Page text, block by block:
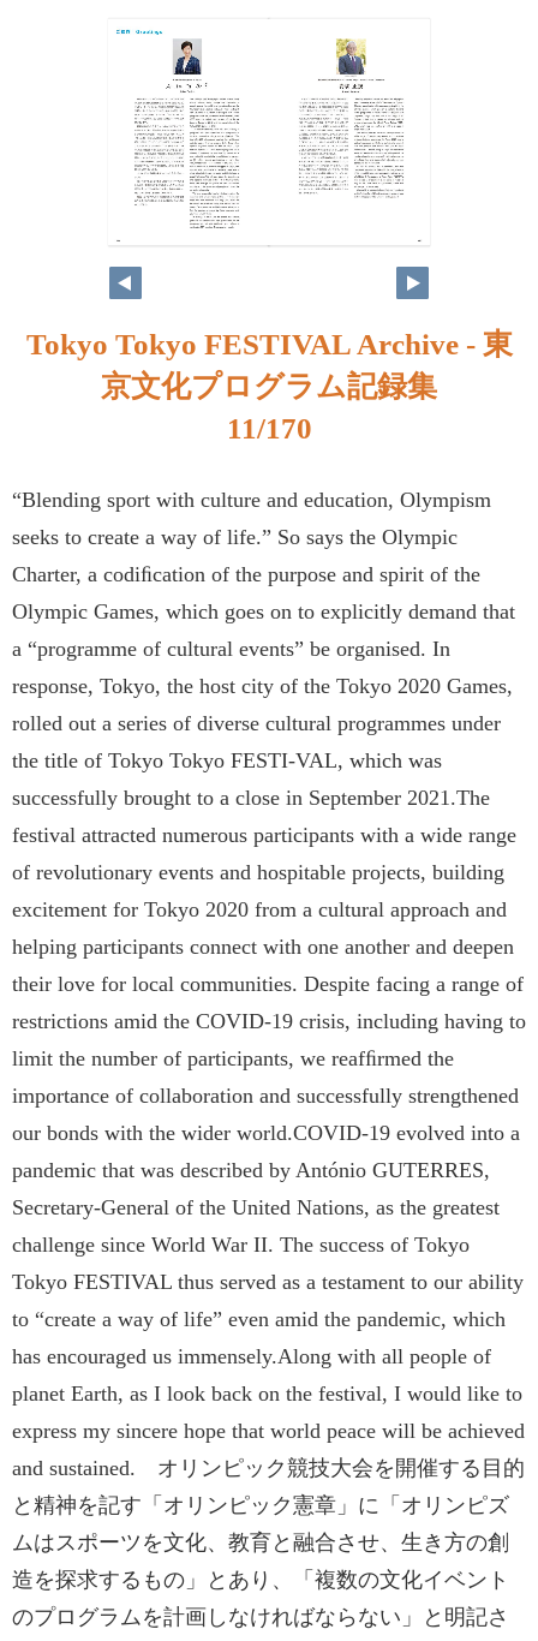
Tokyo Tokyo FESTIVAL Archive - 東
京文化プログラム記録集
11/170
“Blending sport with culture and education, Olympism
seeks to create a way of life.” So says the Olympic
Charter, a codiﬁcation of the purpose and spirit of the
Olympic Games, which goes on to explicitly demand that
a “programme of cultural events” be organised. In
response, Tokyo, the host city of the Tokyo 2020 Games,
rolled out a series of diverse cultural programmes under
the title of Tokyo Tokyo FESTI-VAL, which was
successfully brought to a close in September 2021.The
festival attracted numerous participants with a wide range
of revolutionary events and hospitable projects, building
excitement for Tokyo 2020 from a cultural approach and
helping participants connect with one another and deepen
their love for local communities. Despite facing a range of
restrictions amid the COVID-19 crisis, including having to
limit the number of participants, we reafﬁrmed the
importance of collaboration and successfully strengthened
our bonds with the wider world.COVID-19 evolved into a
pandemic that was described by António GUTERRES,
Secretary-General of the United Nations, as the greatest
challenge since World War II. The success of Tokyo
Tokyo FESTIVAL thus served as a testament to our ability
to “create a way of life” even amid the pandemic, which
has encouraged us immensely.Along with all people of
planet Earth, as I look back on the festival, I would like to
express my sincere hope that world peace will be achieved
and sustained. オリンピック競技大会を開催する目的
と精神を記す「オリンピック憲章」に「オリンピズ
ムはスポーツを文化、教育と融合させ、生き方の創
造を探求するもの」とあり、「複数の文化イベント
のプログラムを計画しなければならない」と明記さ